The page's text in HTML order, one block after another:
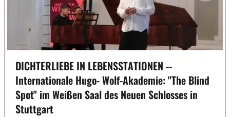
DICHTERLIEBE IN LEBENSSTATIONEN --
Internationale Hugo- Wolf-Akademie: "The Blind
Spot" im Weißen Saal des Neuen Schlosses in
Stuttgart